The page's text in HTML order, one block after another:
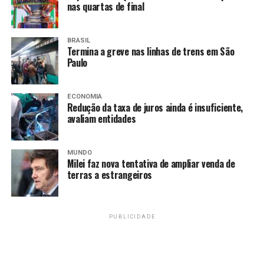
nas quartas de final
BRASIL
Termina a greve nas linhas de trens em São
Paulo
ECONOMIA
Redução da taxa de juros ainda é insuficiente,
avaliam entidades
MUNDO
Milei faz nova tentativa de ampliar venda de
terras a estrangeiros
PUBLICIDADE